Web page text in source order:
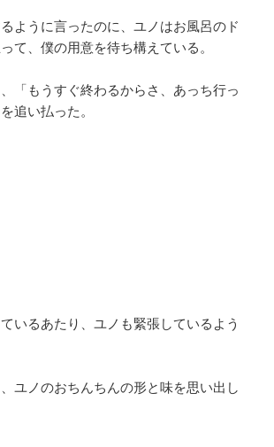
ように言ったのに、ユノはお風呂のド
て、僕の用意を待ち構えている。
「もうすぐ終わるからさ、あっち行っ
追い払った。
いるあたり、ユノも緊張しているよう
ユノのおちんちんの形と味を思い出し